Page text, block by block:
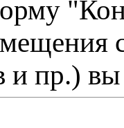
и пр.)